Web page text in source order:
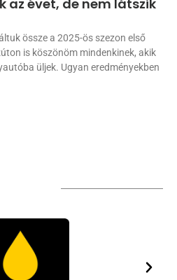
az évet, de nem látszik
össze a 2025-ös szezon első
is köszönöm mindenkinek, akik
üljek. Ugyan eredményekben